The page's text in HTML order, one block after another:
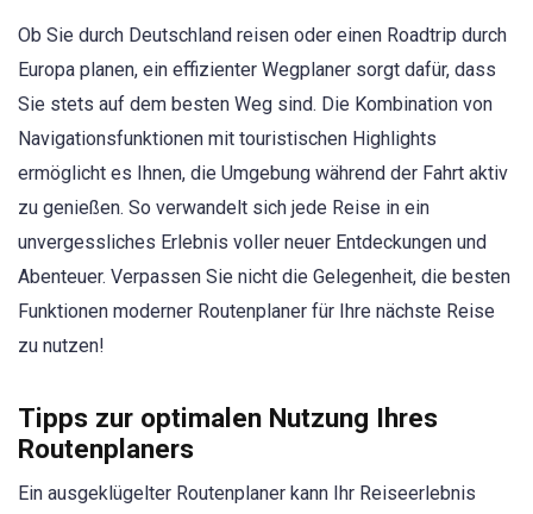
Ob Sie durch Deutschland reisen oder einen Roadtrip durch
Europa planen, ein effizienter Wegplaner sorgt dafür, dass
Sie stets auf dem besten Weg sind. Die Kombination von
Navigationsfunktionen mit touristischen Highlights
ermöglicht es Ihnen, die Umgebung während der Fahrt aktiv
zu genießen. So verwandelt sich jede Reise in ein
unvergessliches Erlebnis voller neuer Entdeckungen und
Abenteuer. Verpassen Sie nicht die Gelegenheit, die besten
Funktionen moderner Routenplaner für Ihre nächste Reise
zu nutzen!
Tipps zur optimalen Nutzung Ihres
Routenplaners
Ein ausgeklügelter Routenplaner kann Ihr Reiseerlebnis